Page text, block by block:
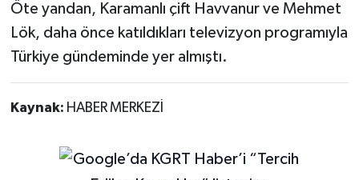
Öte yandan, Karamanlı çift Havvanur ve Mehmet
Lök, daha önce katıldıkları televizyon programıyla
Türkiye gündeminde yer almıştı.
Kaynak: HABER MERKEZİ